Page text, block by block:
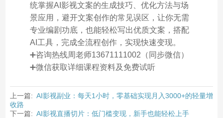
统掌握AI影视文案的生成技巧、优化方法与场
景应用，避开文案创作的常见误区，让你无需
专业编剧功底，也能轻松写出优质文案，搭配
AI工具，完成全流程创作，实现快速变现。
➕咨询热线周老师13671111002（同步微信）
➕微信获取详细课程资料及免费试听
上一篇: AI影视副业：每天1小时，零基础实现月入3000+的轻量增
收路
下一篇: AI影视直播切片：低门槛变现，新手也能轻松上手